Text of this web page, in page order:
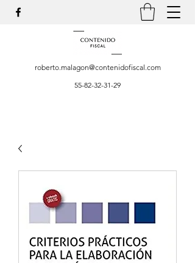
roberto.malagon@contenidofiscal.com
55-82-32-31-29